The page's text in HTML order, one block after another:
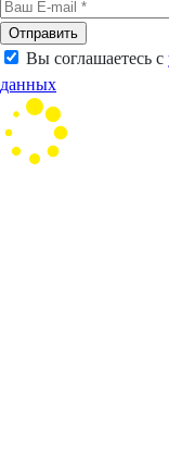
Отправить
Вы соглашаетесь с
данных